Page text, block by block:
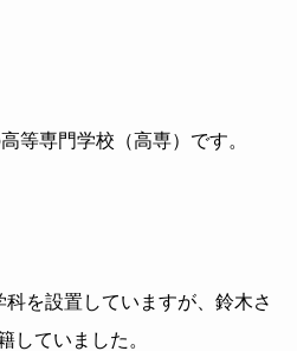
等専門学校（高専）です。
を設置していますが、鈴木さ
していました。